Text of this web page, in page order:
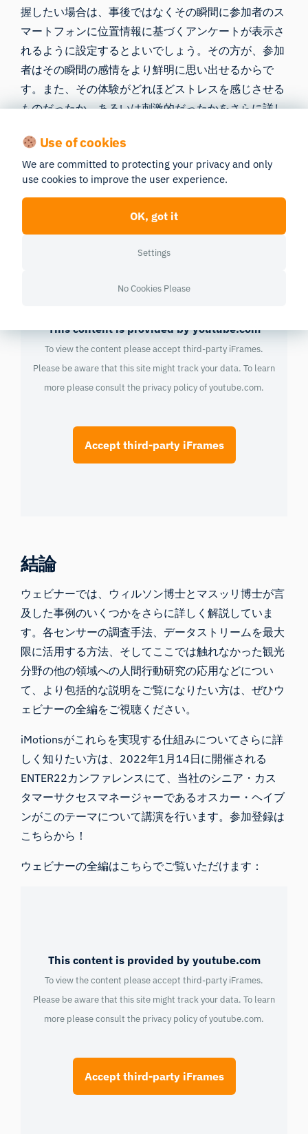
握したい場合は、事後ではなくその瞬間に参加者のス
マートフォンに位置情報に基づくアンケートが表示さ
れるように設定するとよいでしょう。その方が、参加
者はその瞬間の感情をより鮮明に思い出せるからで
す。また、その体験がどれほどストレスを感じさせる
ものだったか、あるいは刺激的だったかをさらに詳し
るとよいでしょう。
こちらは、コペンハーゲンの自転車利用者の視点か
ら、アイトラッキングメガネ、心拍数、GPS位置情報
を組み合わせたナビゲーションに関する研究のもう一
つの事例です。
This content is provided by youtube.com
To view the content please accept third-party iFrames.
Please be aware that this site might track your data. To learn
more please consult the privacy policy ofyoutube.com.
Accept third-party iFrames
結論
ウェビナーでは、ウィルソン博士とマスッリ博士が言
及した事例のいくつかをさらに詳しく解説していま
す。各センサーの調査手法、データストリームを最大
限に活用する方法、そしてここでは触れなかった観光
分野の他の領域への人間行動研究の応用などについ
て、より包括的な説明をご覧になりたい方は、ぜひウ
ェビナーの全編をご視聴ください。
iMotionsがこれらを実現する仕組みについてさらに詳
しく知りたい方は、2022年1月14日に開催される
ENTER22カンファレンスにて、当社のシニア・カス
タマーサクセスマネージャーであるオスカー・ヘイブ
ンがこのテーマについて講演を行います。参加登録は
こちらから ！
ウェビナーの全編はこちらでご覧いただけます：
This content is provided by youtube.com
To view the content please accept third-party iFrames.
Please be aware that this site might track your data. To learn
more please consult the privacy policy ofyoutube.com.
Accept third-party iFrames
Use of cookies
We are committed to protecting your privacy and only
use cookies to improve the user experience.
OK, got it
Settings
No Cookies Please